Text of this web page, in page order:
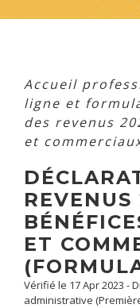
Accueil
ligne et
des revenus
et
ET
Vérifié le 17 Apr 2023 -
administrative